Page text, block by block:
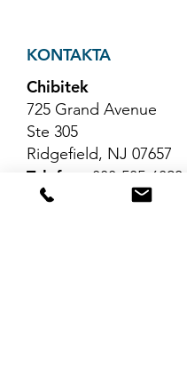
KONTAKTA
Chibitek
725 Grand Avenue
Ste 305
Ridgefield, NJ 07657
Telefon 888-585-6823
E-post